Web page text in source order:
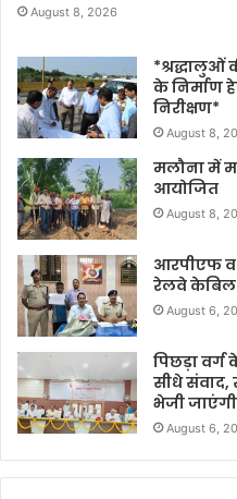
August 8, 2026
*श्रद्धालुओं
के निर्माण
निरीक्षण*
August 8,
मलौना में
आयोजित
August 8,
आरपीएफ व
रेलवे केबिल
August 6,
पिछड़ा वर्ग
सीधे
भेजी
August 6,